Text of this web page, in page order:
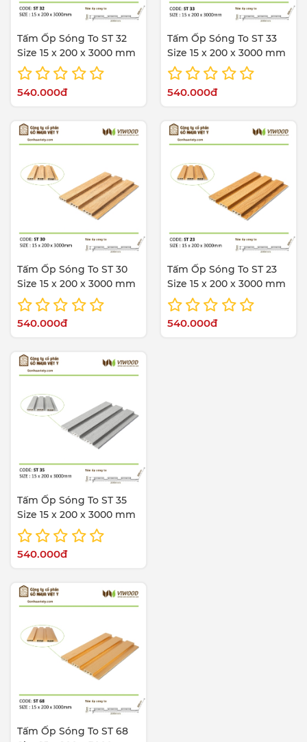
Tấm Ốp Sóng To ST 32
Size 15 x 200 x 3000 mm
540.000đ
Tấm Ốp Sóng To ST 33
Size 15 x 200 x 3000 mm
540.000đ
Tấm Ốp Sóng To ST 30
Size 15 x 200 x 3000 mm
540.000đ
Tấm Ốp Sóng To ST 23
Size 15 x 200 x 3000 mm
540.000đ
Tấm Ốp Sóng To ST 35
Size 15 x 200 x 3000 mm
540.000đ
Tấm Ốp Sóng To ST 68